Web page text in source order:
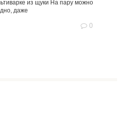
из щуки На пару можно
даже
0